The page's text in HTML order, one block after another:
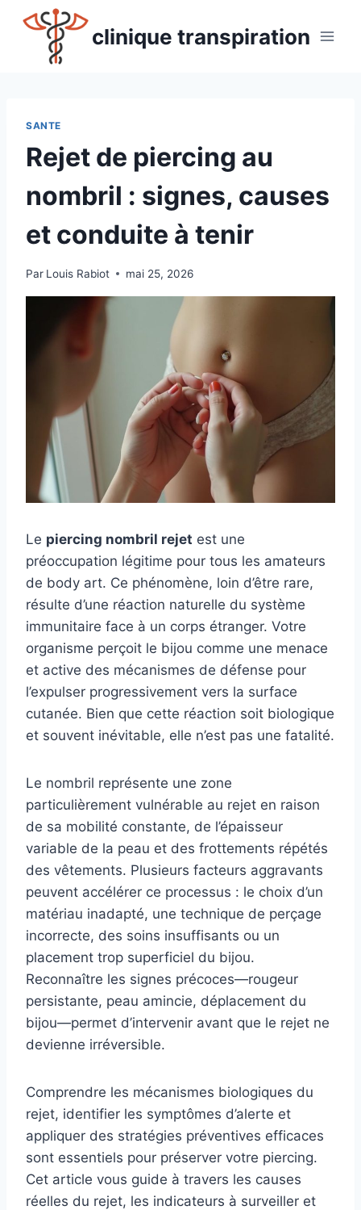
contenu
clinique transpiration
SANTE
Rejet de piercing au
nombril : signes, causes
et conduite à tenir
Par Louis Rabiot mai 25, 2026
Le piercing nombril rejet est une
préoccupation légitime pour tous les amateurs
de body art. Ce phénomène, loin d’être rare,
résulte d’une réaction naturelle du système
immunitaire face à un corps étranger. Votre
organisme perçoit le bijou comme une menace
et active des mécanismes de défense pour
l’expulser progressivement vers la surface
cutanée. Bien que cette réaction soit biologique
et souvent inévitable, elle n’est pas une fatalité.
Le nombril représente une zone
particulièrement vulnérable au rejet en raison
de sa mobilité constante, de l’épaisseur
variable de la peau et des frottements répétés
des vêtements. Plusieurs facteurs aggravants
peuvent accélérer ce processus : le choix d’un
matériau inadapté, une technique de perçage
incorrecte, des soins insuffisants ou un
placement trop superficiel du bijou.
Reconnaître les signes précoces—rougeur
persistante, peau amincie, déplacement du
bijou—permet d’intervenir avant que le rejet ne
devienne irréversible.
Comprendre les mécanismes biologiques du
rejet, identifier les symptômes d’alerte et
appliquer des stratégies préventives efficaces
sont essentiels pour préserver votre piercing.
Cet article vous guide à travers les causes
réelles du rejet, les indicateurs à surveiller et